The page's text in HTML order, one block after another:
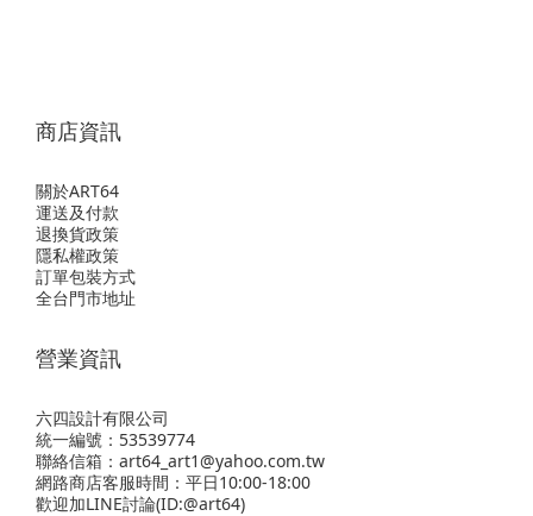
商店資訊
關於ART64
運送及付款
退換貨政策
隱私權政策
訂單包裝方式
全台門市地址
營業資訊
六四設計有限公司
統一編號：53539774
聯絡信箱：art64_art1@yahoo.com.tw
網路商店客服時間：平日10:00-18:00
歡迎加LINE討論(ID:@art64)